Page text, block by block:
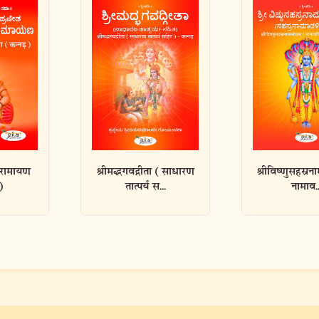
श्रीविष्णुसहस्रनामस्तोत्रम् -
नामाव...
संजीवनी